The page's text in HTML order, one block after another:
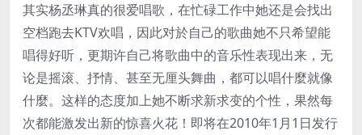
其实杨丞琳真的很爱唱歌，在忙碌工作中她还是会找出
空档跑去KTV欢唱，因此对於自己的歌曲她不只希望能
唱得好听，更期许自己将歌曲中的音乐性表现出来，无
论是摇滚、抒情、甚至无厘头舞曲，都可以唱什麼就像
什麼。这样的态度加上她不断求新求变的个性，果然每
次都能激发出新的惊喜火花！即将在2010年1月1日发行